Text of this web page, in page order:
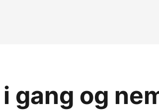
gang og